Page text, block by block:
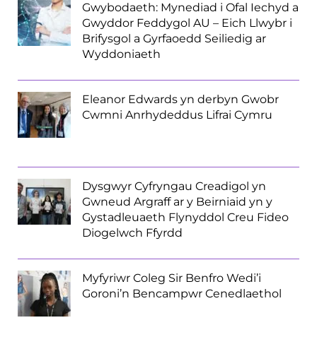
Gwybodaeth: Mynediad i Ofal Iechyd a
Gwyddor Feddygol AU – Eich Llwybr i
Brifysgol a Gyrfaoedd Seiliedig ar
Wyddoniaeth
Eleanor Edwards yn derbyn Gwobr
Cwmni Anrhydeddus Lifrai Cymru
Dysgwyr Cyfryngau Creadigol yn
Gwneud Argraff ar y Beirniaid yn y
Gystadleuaeth Flynyddol Creu Fideo
Diogelwch Ffyrdd
Myfyriwr Coleg Sir Benfro Wedi’i
Goroni’n Bencampwr Cenedlaethol